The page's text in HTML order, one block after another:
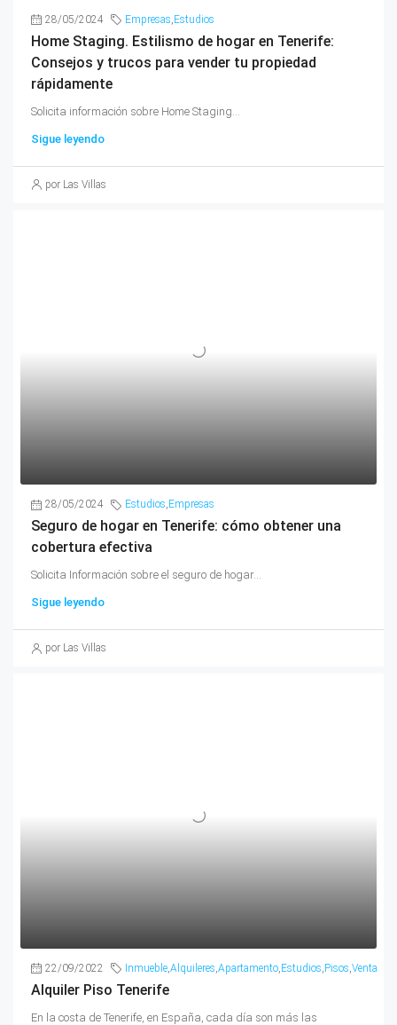
28/05/2024 Empresas Estudios
Home Staging. Estilismo de hogar en Tenerife:
Consejos y trucos para vender tu propiedad
rápidamente
Solicita información sobre Home Staging...
Sigue leyendo
por Las Villas
28/05/2024 Estudios,Empresas
Seguro de hogar en Tenerife: cómo obtener una
cobertura efectiva
Solicita Información sobre el seguro de hogar...
Sigue leyendo
por Las Villas
22/09/2022 Inmueble Alquileres Apartamento Estudios Pisos Venta
Alquiler Piso Tenerife
En la costa de Tenerife, en España, cada día son más las